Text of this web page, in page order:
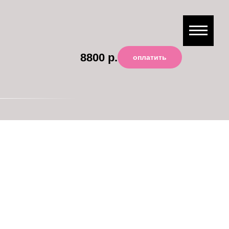
8800 р. оплатить